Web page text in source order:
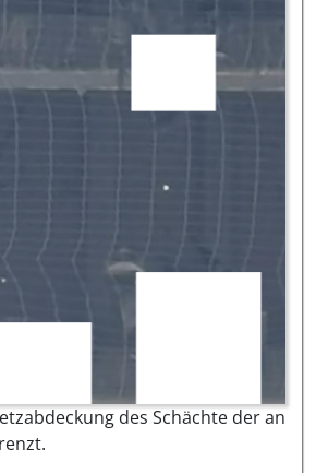
des Schächte der an